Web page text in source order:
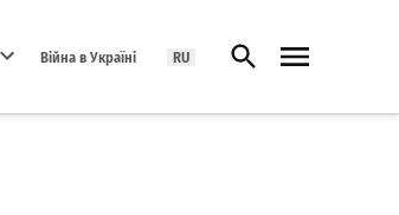
Війна в Україні RU Відкрити пошук